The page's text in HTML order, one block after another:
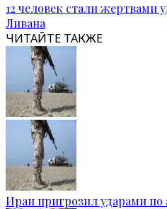
12 человек стали жертвами
Ливана
ЧИТАЙТЕ ТАКЖЕ
Иран пригрозил ударами по